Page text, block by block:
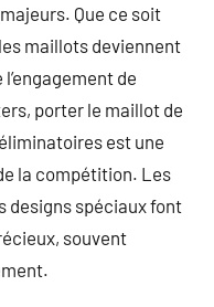
Que ce soit
maillots deviennent
de
porter le maillot de
est une
la compétition. Les
designs spéciaux font
souvent